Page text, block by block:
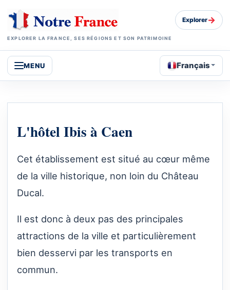
EXPLORER LA FRANCE, SES RÉGIONS ET SON PATRIMOINE
Explorer→
MENU Français
L'hôtel Ibis à Caen
Cet établissement est situé au cœur même
de la ville historique, non loin du Château
Ducal.
Il est donc à deux pas des principales
attractions de la ville et particulièrement
bien desservi par les transports en
commun.